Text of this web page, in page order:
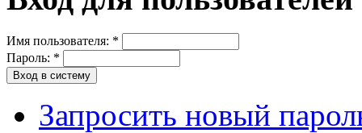
Имя пользователя: *
Пароль: *
Запросить новый